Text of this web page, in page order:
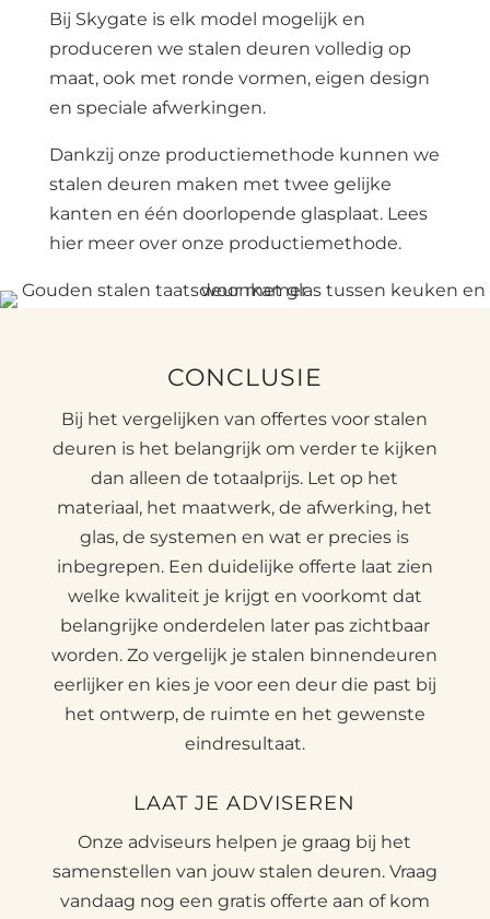
Bij Skygate is elk model mogelijk en
produceren we stalen deuren volledig op
maat, ook met ronde vormen, eigen design
en speciale afwerkingen.
Dankzij onze productiemethode kunnen we
stalen deuren maken met twee gelijke
kanten en één doorlopende glasplaat. Lees
hier meer over onze productiemethode.
CONCLUSIE
Bij het vergelijken van offertes voor stalen
deuren is het belangrijk om verder te kijken
dan alleen de totaalprijs. Let op het
materiaal, het maatwerk, de afwerking, het
glas, de systemen en wat er precies is
inbegrepen. Een duidelijke offerte laat zien
welke kwaliteit je krijgt en voorkomt dat
belangrijke onderdelen later pas zichtbaar
worden. Zo vergelijk je stalen binnendeuren
eerlijker en kies je voor een deur die past bij
het ontwerp, de ruimte en het gewenste
eindresultaat.
LAAT JE ADVISEREN
Onze adviseurs helpen je graag bij het
samenstellen van jouw stalen deuren. Vraag
vandaag nog een gratis offerte aan of kom